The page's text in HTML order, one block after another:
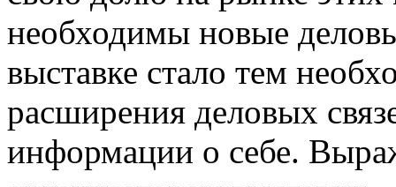
необходимы новые
выставке стало тем
расширения деловых
информации о себе.